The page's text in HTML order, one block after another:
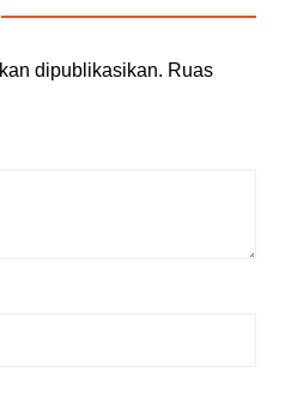
dipublikasikan. Ruas